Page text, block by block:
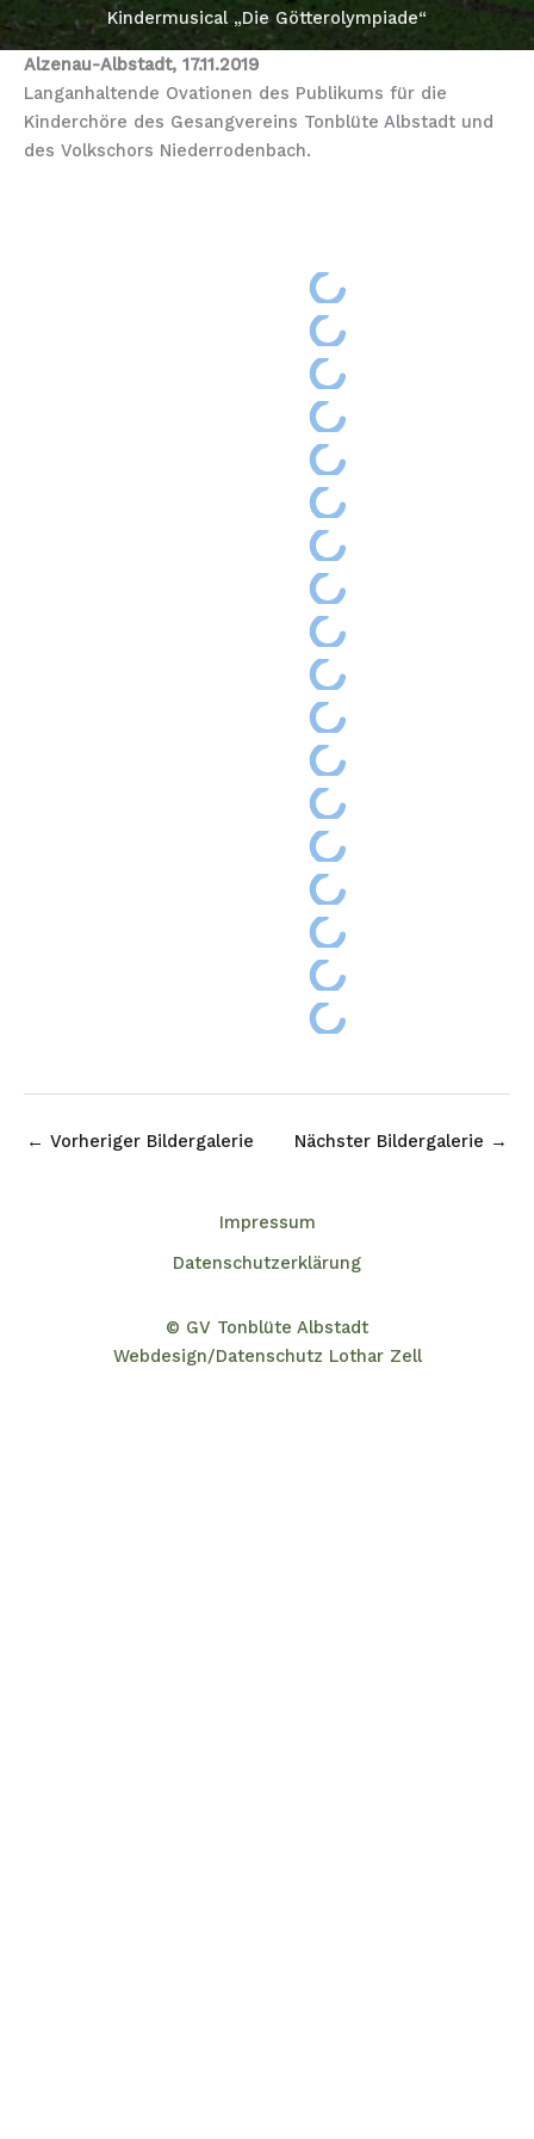
Kindermusical „Die Götterolympiade“
Alzenau-Albstadt, 17.11.2019
Langanhaltende Ovationen des Publikums für die
Kinderchöre des Gesangvereins Tonblüte Albstadt und
des Volkschors Niederrodenbach.
← Vorheriger Bildergalerie Nächster Bildergalerie →
Impressum
Datenschutzerklärung
© GV Tonblüte Albstadt
Webdesign/Datenschutz Lothar Zell